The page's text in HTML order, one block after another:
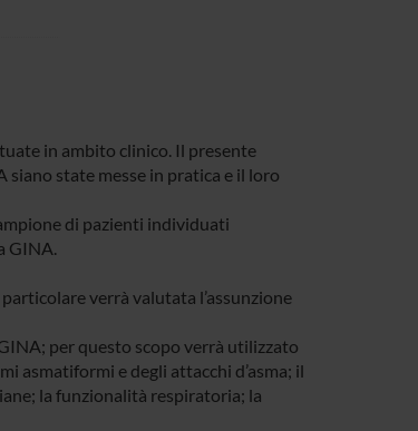
in ambito clinico. Il presente
state messe in pratica e il loro
di pazienti individuati
GINA.
verrà valutata l’assunzione
per questo scopo verrà utilizzato
asmatiformi e degli attacchi d’asma; il
la funzionalità respiratoria; la